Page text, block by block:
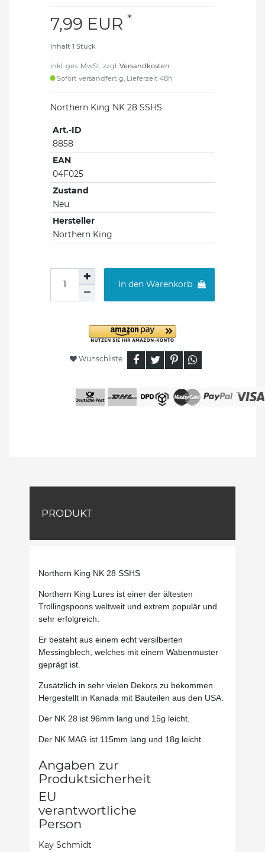
7,99 EUR *
Inhalt 1 Stück
inkl. ges. MwSt. zzgl. Versandkosten
Sofort versandfertig, Lieferzeit 48h
Northern King NK 28 SSHS
Art.-ID
8858
EAN
04F025
Zustand
Neu
Hersteller
Northern King
In den Warenkorb
Wunschliste
PRODUKT
Northern King NK 28 SSHS
Northern King Lures ist einer der ältesten
Trollingspoons weltweit und extrem populär und
sehr erfolgreich.
Er besteht aus einem echt versilberten
Messingblech, welches mit einem Wabenmuster
geprägt ist.
Zusätzlich in sehr vielen Dekors zu bekommen.
Hergestellt in Kanada mit Bauteilen aus den USA.
Der NK 28 ist 96mm lang und 15g leicht.
Der NK MAG ist 115mm lang und 18g leicht
Angaben zur
Produktsicherheit
EU
verantwortliche
Person
Kay Schmidt